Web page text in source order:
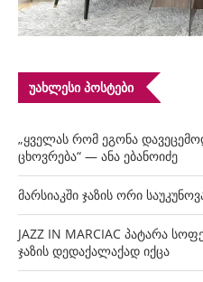
ᲣᲐᲮᲚᲔᲡᲘ ᲞᲝᲡᲢᲔᲑᲘ
„ყველას რომ ეგონა
ცხოვრება“ — ანა ებანოიძე
მარსიაკში ჯაზის ორი
JAZZ IN MARCIAC პატარა
ჯაზის დედაქალაქად იქცა